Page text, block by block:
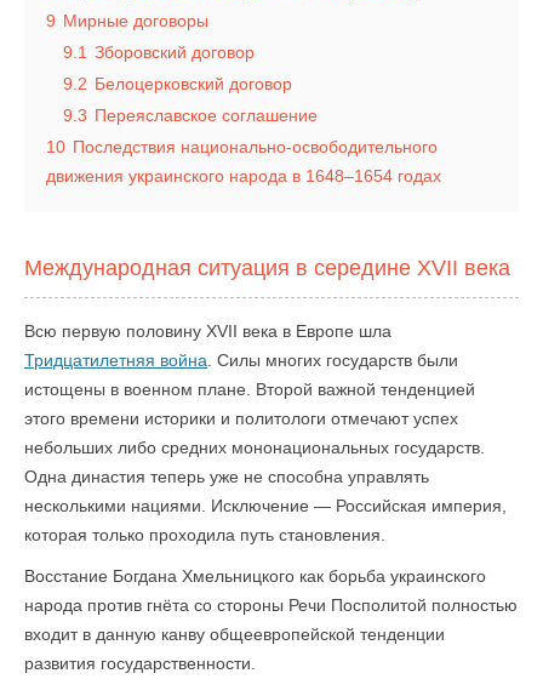
9 Мирные договоры
9.1 Зборовский договор
9.2 Белоцерковский договор
9.3 Переяславское соглашение
10 Последствия национально-освободительного
движения украинского народа в 1648–1654 годах
Международная ситуация в середине XVII века
Всю первую половину XVII века в Европе шла
Тридцатилетняя война . Силы многих государств были
истощены в военном плане. Второй важной тенденцией
этого времени историки и политологи отмечают успех
небольших либо средних мононациональных государств.
Одна династия теперь уже не способна управлять
несколькими нациями. Исключение — Российская империя,
которая только проходила путь становления.
Восстание Богдана Хмельницкого как борьба украинского
народа против гнёта со стороны Речи Посполитой полностью
входит в данную канву общеевропейской тенденции
развития государственности.